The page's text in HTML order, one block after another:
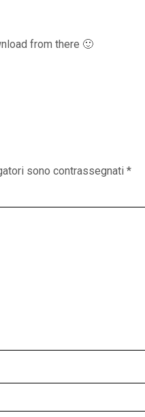
from there 🙂
sono contrassegnati *